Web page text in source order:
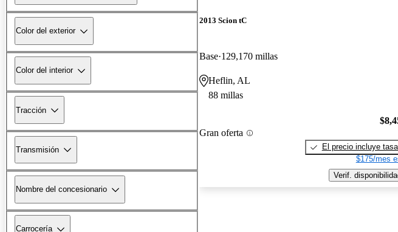
Color del exterior
Color del interior
Tracción
Transmisión
Nombre del concesionario
Carrocería
2013 Scion tC
Base 129,170 millas
Heflin, AL
88 millas
Gran oferta
El precio incluye
$175/mes
Verif.